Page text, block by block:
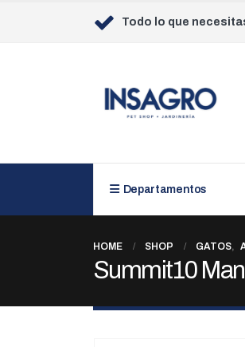
Todo lo que
Departamentos
HOME SHOP GATOS,
Summit10